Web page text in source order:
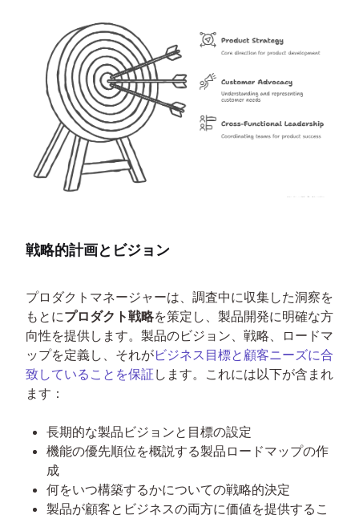
戦略的計画とビジョン
プロダクトマネージャーは、調査中に収集した洞察を
もとにプロダクト戦略を策定し、製品開発に明確な方
向性を提供します。製品のビジョン、戦略、ロードマ
ップを定義し、それがビジネス目標と顧客ニーズに合
致していることを保証 します。これには以下が含まれ
ます：
長期的な製品ビジョンと目標の設定
機能の優先順位を概説する製品ロードマップの作
成
何をいつ構築するかについての戦略的決定
製品が顧客とビジネスの両方に価値を提供するこ